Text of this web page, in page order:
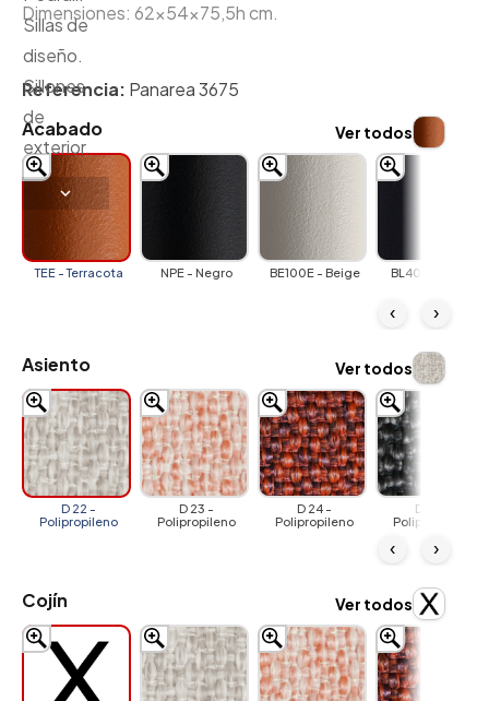
Dimensiones: 62x54x75,5h cm.
Referencia: Panarea 3675
Acabado
TEE - Terracota NPE - Negro BE100E - Beige BL400E - Azul
‹ ›
Ver todos
Asiento
D 22 -
Polipropileno
D 23 -
Polipropileno
D 24 -
Polipropileno
D 25 -
Polipropileno
‹ ›
Ver todos
Cojín Ver todos